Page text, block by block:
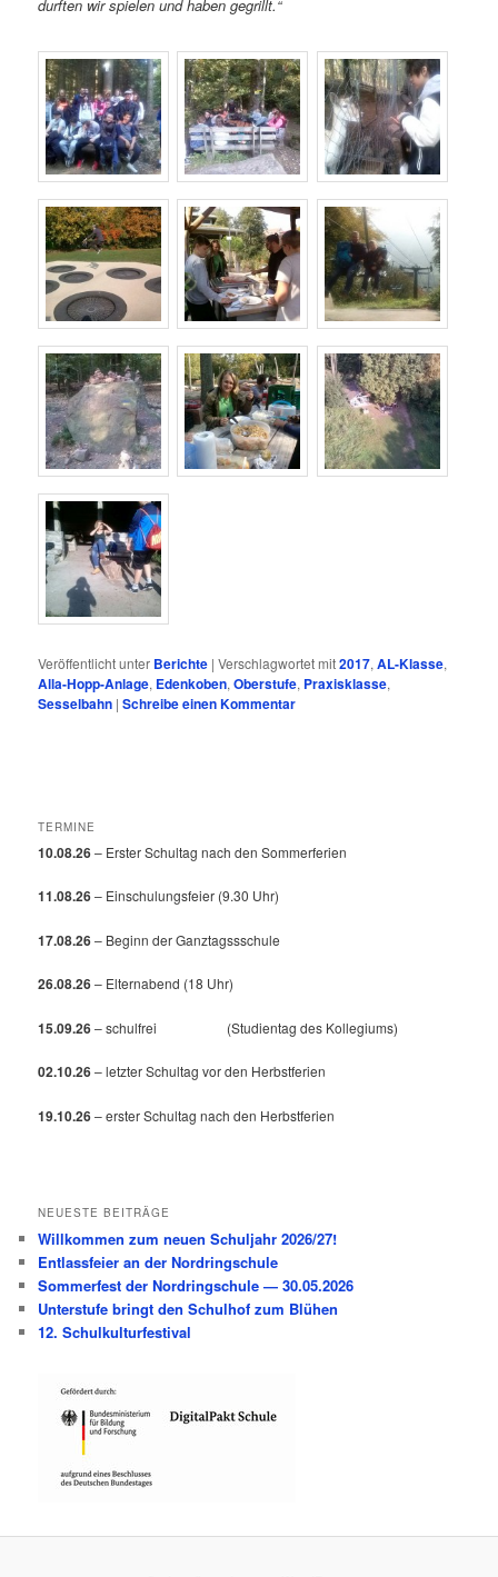
durften wir spielen und haben gegrillt.“
Veröffentlicht unter Berichte |Verschlagwortet mit2017,AL-Klasse,
Alla-Hopp-Anlage, Edenkoben,Oberstufe, Praxisklasse,
Sesselbahn |Schreibe einen Kommentar
TERMINE
10.08.26– Erster Schultag nach den Sommerferien
11.08.26– Einschulungsfeier (9.30 Uhr)
17.08.26– Beginn der Ganztagssschule
26.08.26– Elternabend (18 Uhr)
15.09.26– schulfrei (Studientag des Kollegiums)
02.10.26– letzter Schultag vor den Herbstferien
19.10.26– erster Schultag nach den Herbstferien
NEUESTE BEITRÄGE
Willkommen zum neuen Schuljahr 2026/27!
Entlassfeier an der Nordringschule
Sommerfest der Nordringschule — 30.05.2026
Unterstufe bringt den Schulhof zum Blühen
12. Schulkulturfestival